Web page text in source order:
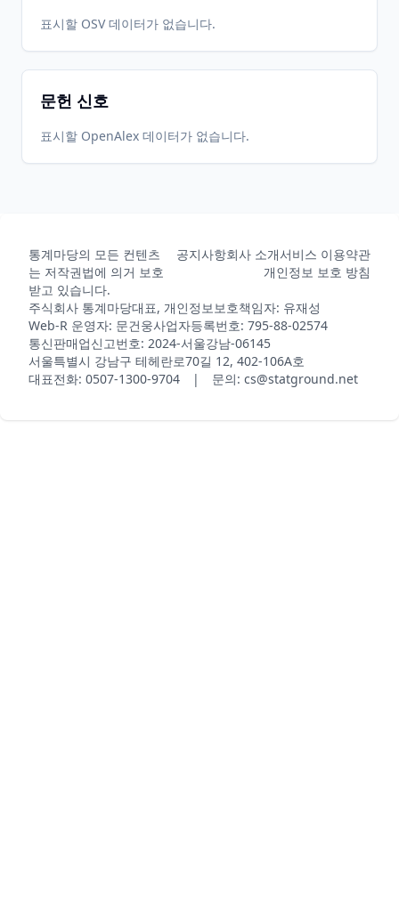
표시할 OSV 데이터가 없습니다.
문헌 신호
표시할 OpenAlex 데이터가 없습니다.
통계마당의 모든 컨텐츠
는 저작권법에 의거 보호
받고 있습니다.
공지사항회사 소개서비스 이용약관
개인정보 보호 방침
주식회사 통계마당대표, 개인정보보호책임자: 유재성
Web-R 운영자: 문건웅사업자등록번호: 795-88-02574
통신판매업신고번호: 2024-서울강남-06145
서울특별시 강남구 테헤란로70길 12, 402-106A호
대표전화: 0507-1300-9704 | 문의: cs@statground.net